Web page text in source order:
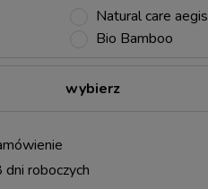
Natural care aegis
Bio Bamboo
roboczych